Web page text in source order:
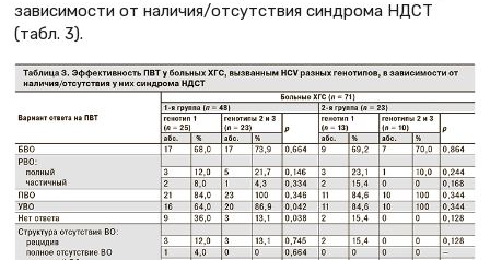
зависимости от наличия/отсутствия синдрома НДСТ
(табл. 3).